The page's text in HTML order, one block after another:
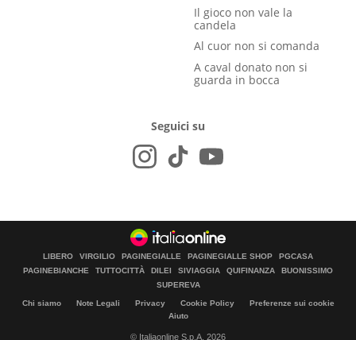
Il gioco non vale la
candela
Al cuor non si comanda
A caval donato non si
guarda in bocca
Seguici su
LIBERO VIRGILIO PAGINEGIALLE PAGINEGIALLE SHOP
PGCASA
PAGINEBIANCHE
TUTTOCITTÀ DILEI SIVIAGGIA QUIFINANZA
BUONISSIMO
SUPEREVA
Chi siamo Note Legali Privacy Cookie Policy
Preferenze sui cookie
Aiuto
© Italiaonline S.p.A. 2026